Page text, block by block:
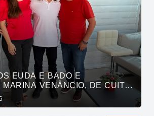
EUDA E BADO E
MARINA VENÂNCIO, DE CUITÉ,
A CÍCERO, VENEZIANO E